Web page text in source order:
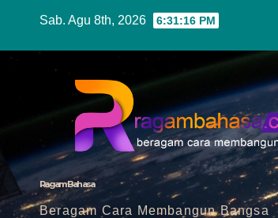
Sab. Agu 8th, 2026 6:31:18 PM
Ragam Bahasa
Beragam Cara Membangun Bangsa